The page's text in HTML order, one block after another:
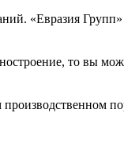
«Евразия Групп»
то вы